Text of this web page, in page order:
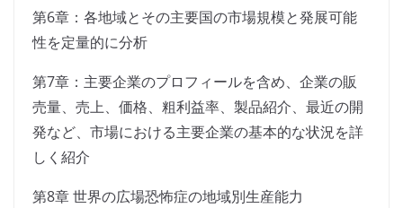
第6章：各地域とその主要国の市場規模と発展可能
性を定量的に分析
第7章：主要企業のプロフィールを含め、企業の販
売量、売上、価格、粗利益率、製品紹介、最近の開
発など、市場における主要企業の基本的な状況を詳
しく紹介
第8章 世界の広場恐怖症の地域別生産能力